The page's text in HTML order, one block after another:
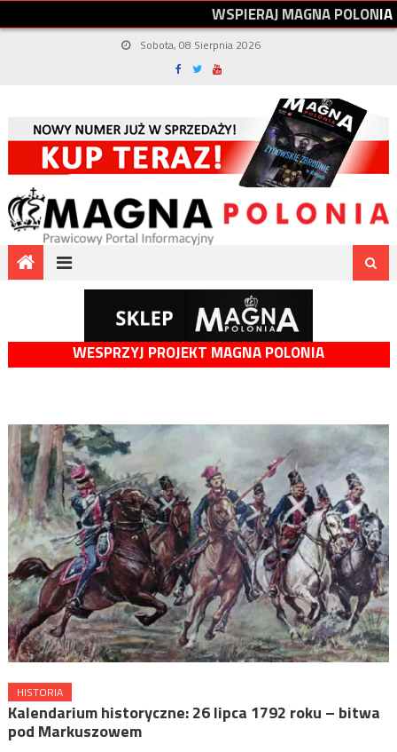
WSPIERAJMAGNAPOLONIA
Sobota, 08 Sierpnia 2026
WESPRZYJ PROJEKT MAGNA POLONIA
HISTORIA
Kalendarium historyczne: 26 lipca 1792 roku – bitwa
pod Markuszowem